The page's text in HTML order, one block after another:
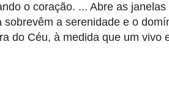
o coração. ... Abre as
a serenidade e o
do Céu, à medida que um vivo